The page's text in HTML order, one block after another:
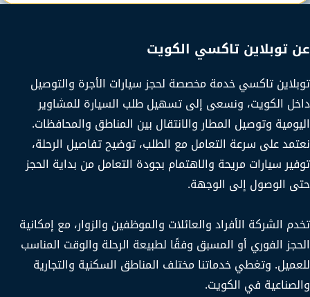
عن توبلاين تاكسي الكويت
توبلاين تاكسي خدمة مخصصة لحجز سيارات الأجرة والتوصيل
داخل الكويت، ونسعى إلى تسهيل طلب السيارة للمشاوير
اليومية وتوصيل المطار والانتقال بين المناطق والمحافظات.
نعتمد على سرعة التعامل مع الطلب، توضيح تفاصيل الرحلة،
توفير سيارات مريحة والاهتمام بجودة التعامل من بداية الحجز
حتى الوصول إلى الوجهة.
تخدم الشركة الأفراد والعائلات والموظفين والزوار، مع إمكانية
الحجز الفوري أو المسبق وفقًا لطبيعة الرحلة والوقت المناسب
للعميل. وتغطي خدماتنا مختلف المناطق السكنية والتجارية
والصناعية في الكويت.